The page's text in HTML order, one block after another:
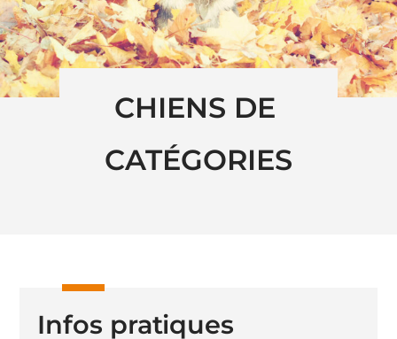
CHIENS DE
CATÉGORIES
Infos pratiques